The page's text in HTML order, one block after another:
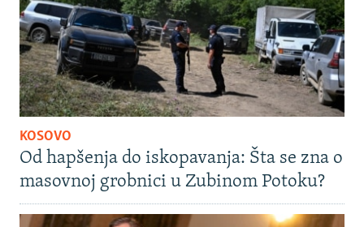
KOSOVO
Od hapšenja do iskopavanja: Šta se zna o
masovnoj grobnici u Zubinom Potoku?